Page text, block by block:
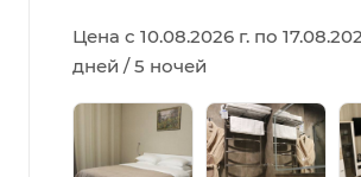
Цена с 10.08.2026 г. по
дней / 5 ночей